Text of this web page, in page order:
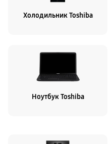
Холодильник Toshiba
Ноутбук Toshiba